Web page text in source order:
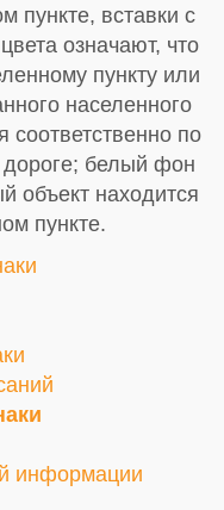
пункте, вставки с
означают, что
пункту или
населенного
соответственно по
дороге; белый фон
объект находится
пункте.
информации